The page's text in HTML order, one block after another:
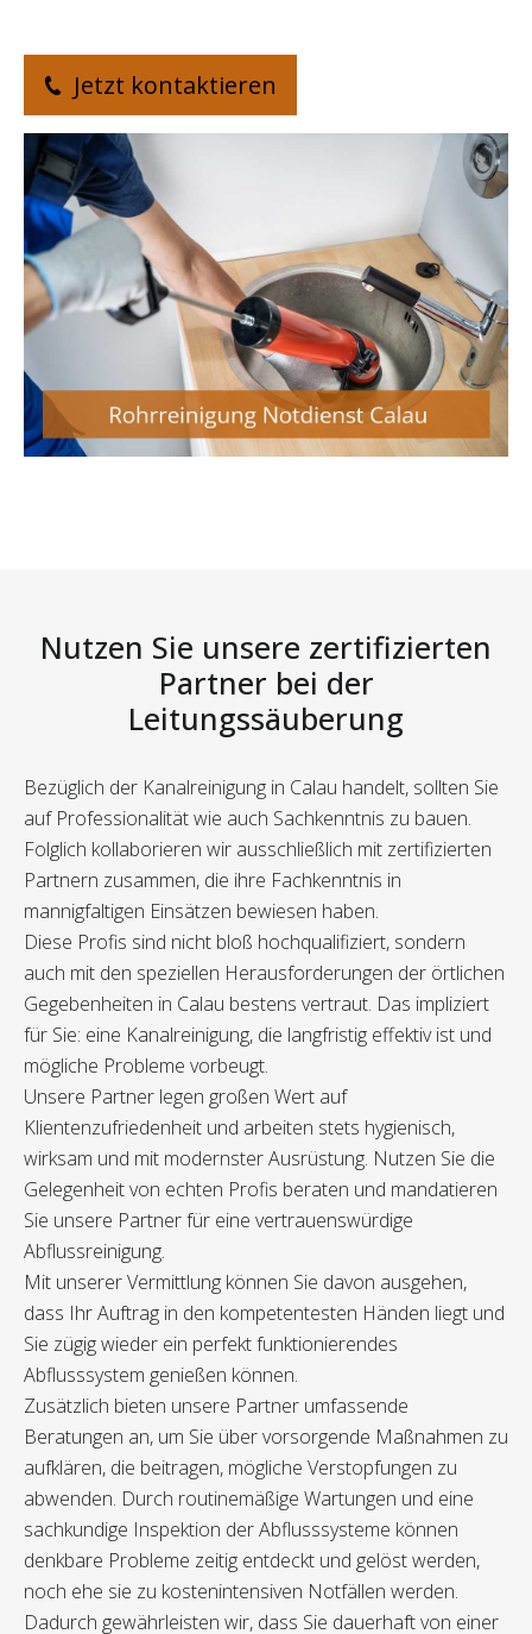
Jetzt kontaktieren
Nutzen Sie unsere zertifizierten
Partner bei der
Leitungssäuberung
Bezüglich der Kanalreinigung in Calau handelt, sollten Sie
auf Professionalität wie auch Sachkenntnis zu bauen.
Folglich kollaborieren wir ausschließlich mit zertifizierten
Partnern zusammen, die ihre Fachkenntnis in
mannigfaltigen Einsätzen bewiesen haben.
Diese Profis sind nicht bloß hochqualifiziert, sondern
auch mit den speziellen Herausforderungen der örtlichen
Gegebenheiten in Calau bestens vertraut. Das impliziert
für Sie: eine Kanalreinigung, die langfristig effektiv ist und
mögliche Probleme vorbeugt.
Unsere Partner legen großen Wert auf
Klientenzufriedenheit und arbeiten stets hygienisch,
wirksam und mit modernster Ausrüstung. Nutzen Sie die
Gelegenheit von echten Profis beraten und mandatieren
Sie unsere Partner für eine vertrauenswürdige
Abflussreinigung.
Mit unserer Vermittlung können Sie davon ausgehen,
dass Ihr Auftrag in den kompetentesten Händen liegt und
Sie zügig wieder ein perfekt funktionierendes
Abflusssystem genießen können.
Zusätzlich bieten unsere Partner umfassende
Beratungen an, um Sie über vorsorgende Maßnahmen zu
aufklären, die beitragen, mögliche Verstopfungen zu
abwenden. Durch routinemäßige Wartungen und eine
sachkundige Inspektion der Abflusssysteme können
denkbare Probleme zeitig entdeckt und gelöst werden,
noch ehe sie zu kostenintensiven Notfällen werden.
Dadurch gewährleisten wir, dass Sie dauerhaft von einer